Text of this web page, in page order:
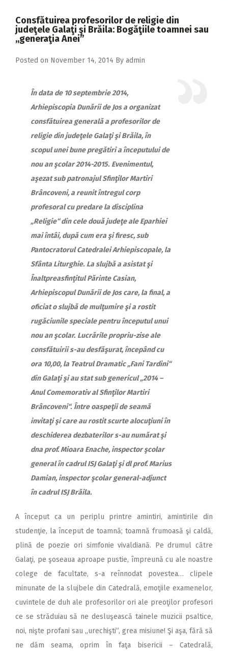
2017
2016
2015
Consfătuirea profesorilor de religie din
judeţele Galaţi şi Brăila: Bogăţiile toamnei sau
,,generaţia Anei”
Posted on November 14, 2014 By admin
În data de 10 septembrie 2014,
Arhiepiscopia Dunării de Jos a organizat
consfătuirea generală a profesorilor de
religie din judeţele Galaţi şi Brăila, în
scopul unei bune pregătiri a începutului de
nou an şcolar 2014-2015. Evenimentul,
aşezat sub patronajul Sfinţilor Martiri
Brâncoveni, a reunit întregul corp
profesoral cu predare la disciplina
„Religie“ din cele două judeţe ale Eparhiei
mai întâi, după cum era şi firesc, sub
Pantocratorul Catedralei Arhiepiscopale, la
Sfânta Liturghie. La slujbă a asistat şi
Înaltpreasfinţitul Părinte Casian,
Arhiepiscopul Dunării de Jos care, la final, a
oficiat o slujbă de mulţumire şi a rostit
rugăciunile speciale pentru începutul unui
nou an şcolar. Lucrările propriu-zise ale
consfătuirii s-au desfăşurat, începând cu
ora 10,00, la Teatrul Dramatic „Fani Tardini“
din Galaţi şi au stat sub genericul „2014 –
Anul Comemorativ al Sfinţilor Martiri
Brâncoveni“. Între oaspeţii de seamă
invitaţi şi care au rostit scurte alocuţiuni în
deschiderea dezbaterilor s-au numărat şi
dna prof. Mioara Enache, inspector şcolar
general în cadrul ISJ Galaţi şi dl prof. Marius
Damian, inspector şcolar general-adjunct
în cadrul ISJ Brăila.
A început ca un periplu printre amintiri, amintirile din
studenţie, la început de toamnă; toamnă frumoasă şi caldă,
plină de poezie ori simfonie vivaldiană. Pe drumul către
Galaţi, pe şoseaua aproape pustie, împreună cu ale noastre
colege de facultate, s-a reînnodat povestea… clipele
minunate de la slujbele din Catedrală, emoţiile examenelor,
cuvintele de duh ale profesorilor ori ale preoţilor profesori
ce se străduiau să ne desluşească tainele muzicii psaltice,
noi, nişte profani sau „urechişti”, grea misiune! Şi aşa, fără să
ne dăm seama, oprim în faţa bisericii – Catedrală,